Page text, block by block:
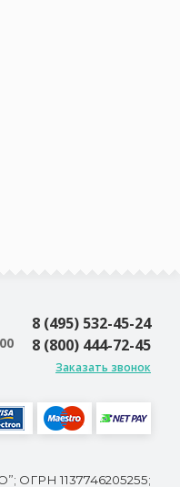
8 (495) 532-45-24
8 (800) 444-72-45
Заказать звонок
ОГРН 1137746205255;